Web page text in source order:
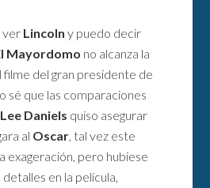
ver Lincoln y puedo decir
Mayordomo no alcanza la
del gran presidente de
sé que las comparaciones
Lee Daniels quiso asegurar
al Oscar, tal vez este
exageración, pero hubiese
en la película,